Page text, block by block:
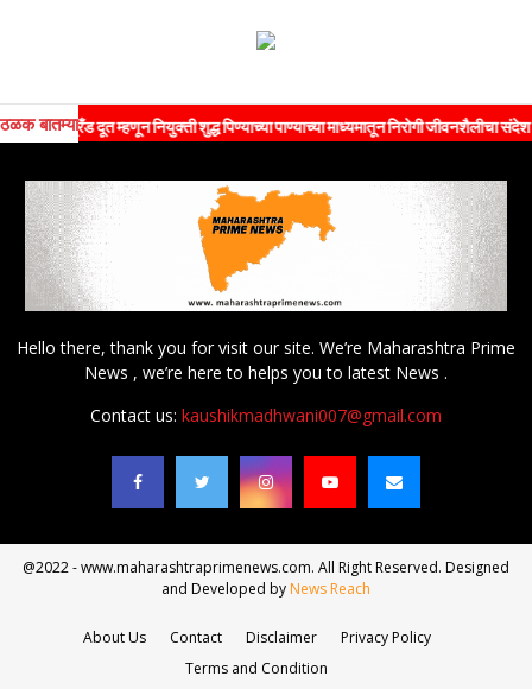
ठळक बातम्या
दूत म्हणून नियुक्ती शुद्ध पिण्याच्या पाण्याच्या माध्यमातून निरोगी जीवनशैलीचा संदेश जनतेपर्यंत
Hello there, thank you for visit our site. We’re Maharashtra Prime
News , we’re here to helps you to latest News .
Contact us: kaushikmadhwani007@gmail.com
@2022 - www.maharashtraprimenews.com. All Right Reserved. Designed
and Developed by News Reach
About Us Contact Disclaimer
Privacy Policy
Terms and Condition